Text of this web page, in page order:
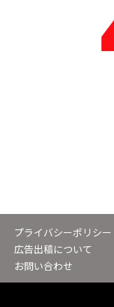
プライバシーポリシー
広告出稿について
お問い合わせ